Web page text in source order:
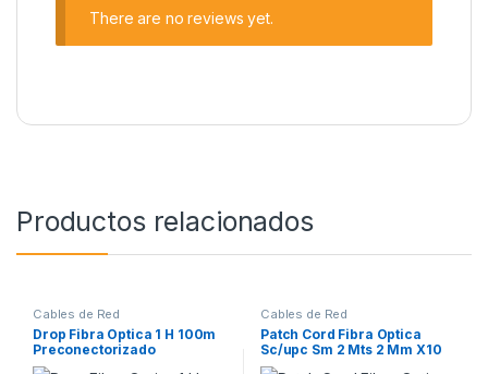
There are no reviews yet.
Productos relacionados
Cables de Red
Drop Fibra Optica 1 H 100m
Preconectorizado
Fastconnect X8 U
Cables de Red
Patch Cord Fibra Optica
Sc/upc Sm 2 Mts 2 Mm X10
Unid